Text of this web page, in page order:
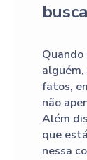
fatos,
não
Além
que
nessa